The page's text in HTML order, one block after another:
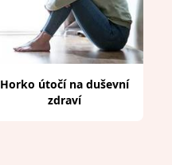
Horko útočí na duševní
zdraví